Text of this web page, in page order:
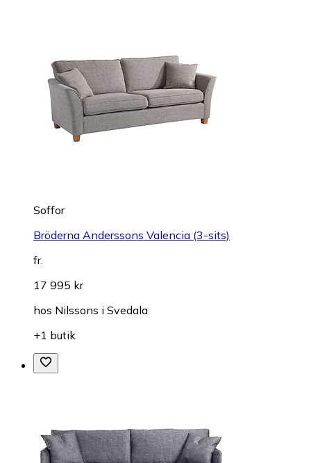
Soffor
Bröderna Anderssons Valencia (3-sits)
fr.
17 995 kr
hos Nilssons i Svedala
+1 butik